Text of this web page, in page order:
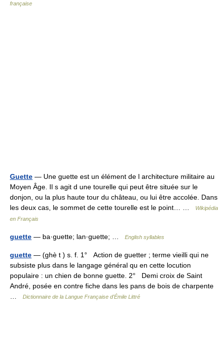
française
Guette — Une guette est un élément de l architecture militaire au
Moyen Âge. Il s agit d une tourelle qui peut être située sur le
donjon, ou la plus haute tour du château, ou lui être accolée. Dans
les deux cas, le sommet de cette tourelle est le point… …
Wikipédia
en Français
guette — ba·guette; lan·guette; … English syllables
guette — (ghè t ) s. f. 1° Action de guetter ; terme vieilli qui ne
subsiste plus dans le langage général qu en cette locution
populaire : un chien de bonne guette. 2° Demi croix de Saint
André, posée en contre fiche dans les pans de bois de charpente
…
Dictionnaire de la Langue Française d'Émile Littré